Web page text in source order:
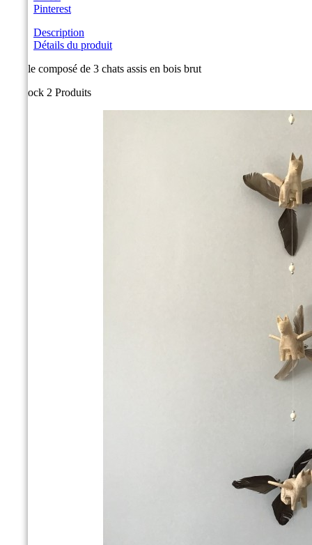
Pinterest
Description
Détails du produit
mobile composé de 3 chats assis en bois brut
En stock 2 Produits